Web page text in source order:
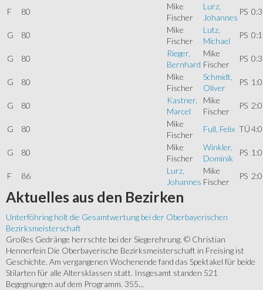
F 80
Mike
Fischer
Lurz,
Johannes
PS 0:3
G 80
Mike
Fischer
Lutz,
Michael
PS 0:1
G 80
Rieger,
Bernhard
Mike
Fischer
PS 0:3
G 80
Mike
Fischer
Schmidt,
Oliver
PS 1:0
G 80
Kastner,
Marcel
Mike
Fischer
PS 2:0
G 80
Mike
Fischer
Full, Felix TÜ4:0
G 80
Mike
Fischer
Winkler,
Dominik
PS 1:0
F 86
Lurz,
Johannes
Mike
Fischer
PS 2:0
Aktuelles aus den Bezirken
Unterföhring holt die Gesamtwertung bei der Oberbayerischen
Bezirksmeisterschaft
Großes Gedränge herrschte bei der Siegerehrung. © Christian
Hennerfein Die Oberbayerische Bezirksmeisterschaft in Freising ist
Geschichte. Am vergangenen Wochenende fand das Spektakel für beide
Stilarten für alle Altersklassen statt. Insgesamt standen 521
Begegnungen auf dem Programm. 355...